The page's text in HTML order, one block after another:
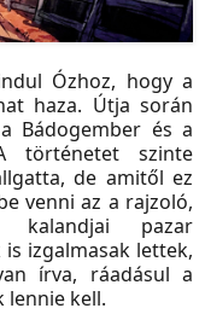
Ózhoz, hogy a
haza. Útja során
Bádogember és a
történetet szinte
de amitől ez
venni az a rajzoló,
kalandjai pazar
izgalmasak lettek,
írva, ráadásul a
lennie kell.